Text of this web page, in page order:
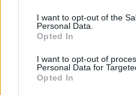
I want to opt-out of the
Personal Data.
Opted In
I want to opt-out of
Personal Data for
Opted In
Serviceapply.